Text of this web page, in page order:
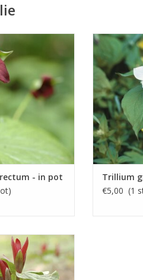
boslelie
30 cm
EN KOPEN
- in pot
April/
Trillium
€5,00 (1
Boslelie
20 cm
EN KOPEN